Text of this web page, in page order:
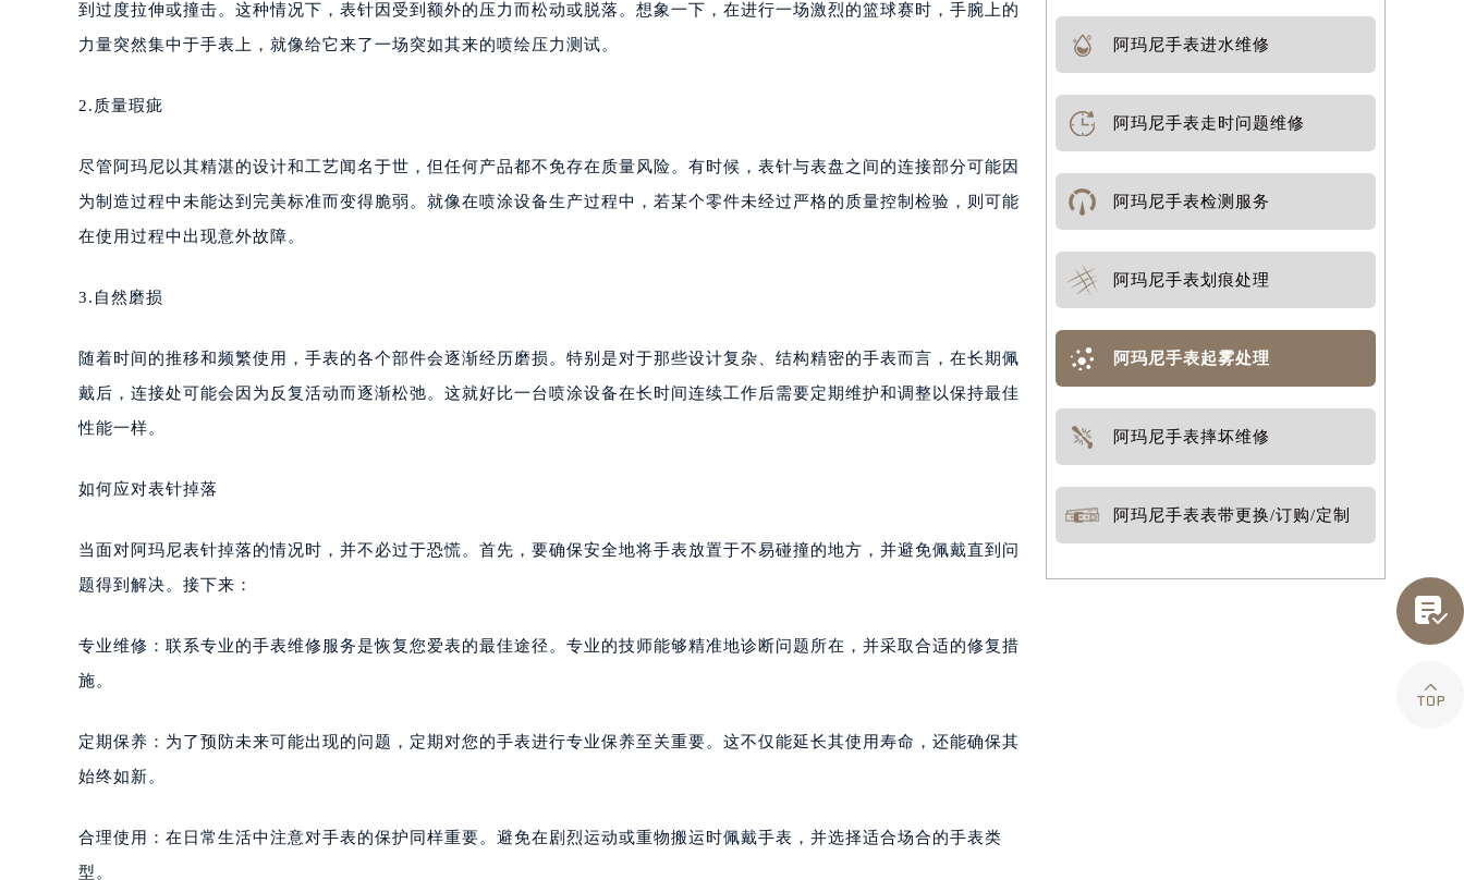
到过度拉伸或撞击。这种情况下，表针因受到额外的压力而松动或脱落。想象一下，在进行一场激烈的篮球赛时，手腕上的
力量突然集中于手表上，就像给它来了一场突如其来的喷绘压力测试。
2.质量瑕疵
尽管阿玛尼以其精湛的设计和工艺闻名于世，但任何产品都不免存在质量风险。有时候，表针与表盘之间的连接部分可能因
为制造过程中未能达到完美标准而变得脆弱。就像在喷涂设备生产过程中，若某个零件未经过严格的质量控制检验，则可能
在使用过程中出现意外故障。
3.自然磨损
随着时间的推移和频繁使用，手表的各个部件会逐渐经历磨损。特别是对于那些设计复杂、结构精密的手表而言，在长期佩
戴后，连接处可能会因为反复活动而逐渐松弛。这就好比一台喷涂设备在长时间连续工作后需要定期维护和调整以保持最佳
性能一样。
如何应对表针掉落
当面对阿玛尼表针掉落的情况时，并不必过于恐慌。首先，要确保安全地将手表放置于不易碰撞的地方，并避免佩戴直到问
题得到解决。接下来：
专业维修：联系专业的手表维修服务是恢复您爱表的最佳途径。专业的技师能够精准地诊断问题所在，并采取合适的修复措
施。
定期保养：为了预防未来可能出现的问题，定期对您的手表进行专业保养至关重要。这不仅能延长其使用寿命，还能确保其
始终如新。
合理使用：在日常生活中注意对手表的保护同样重要。避免在剧烈运动或重物搬运时佩戴手表，并选择适合场合的手表类
型。
阿玛尼手表进水维修
阿玛尼手表走时问题维修
阿玛尼手表检测服务
阿玛尼手表划痕处理
阿玛尼手表起雾处理
阿玛尼手表摔坏维修
阿玛尼手表表带更换/订购/定制

